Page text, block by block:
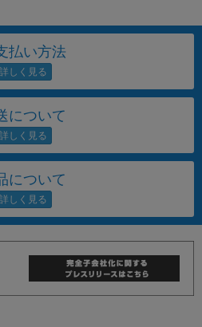
払い方法
について
について